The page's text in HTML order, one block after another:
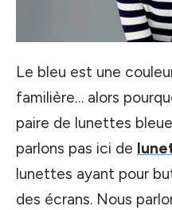
Le bleu est une
familière… alors
paire de lunettes
parlons pas ici de
lunettes ayant pour
des écrans. Nous